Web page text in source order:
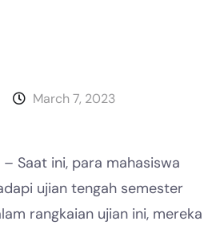
March 7, 2023
Saat ini, para mahasiswa
ujian tengah semester
rangkaian ujian ini, mereka